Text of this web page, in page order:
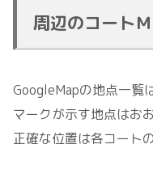
周辺のコート
GoogleMapの地点一覧
マークが示す地点はお
正確な位置は各コート